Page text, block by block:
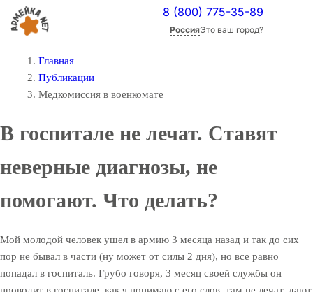
8 (800) 775-35-89
РоссияЭто ваш город?
Главная
Публикации
Медкомиссия в военкомате
В госпитале не лечат. Ставят
неверные диагнозы, не
помогают. Что делать?
Мой молодой человек ушел в армию 3 месяца назад и так до сих
пор не бывал в части (ну может от силы 2 дня), но все равно
попадал в госпиталь. Грубо говоря, 3 месяц своей службы он